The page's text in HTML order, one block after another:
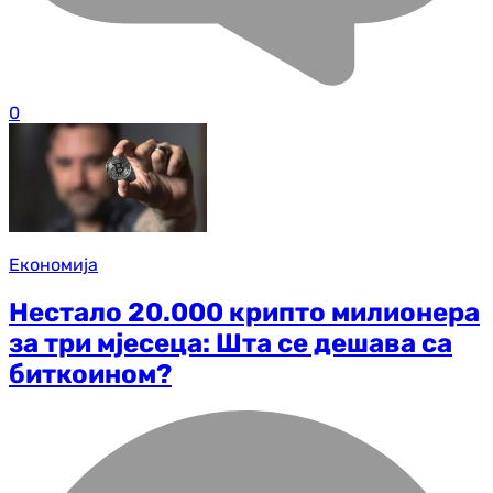
0
Економија
Нестало 20.000 крипто милионера
за три мјесеца: Шта се дешава са
биткоином?